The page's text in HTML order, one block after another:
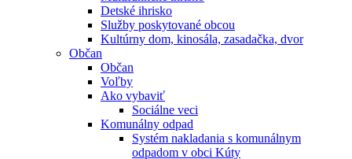
Detské ihrisko
Služby poskytované obcou
Kultúrny dom, kinosála, zasadačka, dvor
Občan
Občan
Voľby
Ako vybaviť
Sociálne veci
Komunálny odpad
Systém nakladania s komunálnym
odpadom v obci Kúty